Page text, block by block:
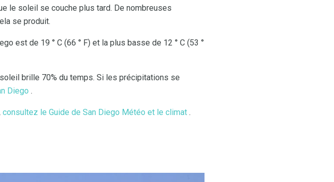
le soleil se couche plus tard. De nombreuses
se produit.
est de 19 ° C (66 ° F) et la plus basse de 12 ° C (53 °
brille 70% du temps. Si les précipitations se
Diego .
consultez le Guide de San Diego Météo et le climat .